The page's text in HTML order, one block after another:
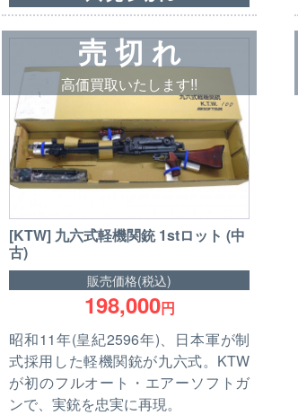
売 切 れ
高価買取いたします!!
[KTW] 九六式軽機関銃 1stロット (中
古)
販売価格(税込)
198,000円
昭和11年(皇紀2596年)、日本軍が制
式採用した軽機関銃が九六式。KTW
が初のフルオート・エアーソフトガ
ンで、実銃を忠実に再現。